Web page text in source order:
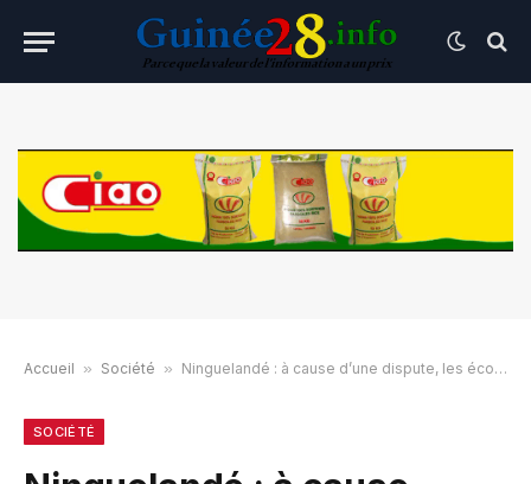
Accueil » Société » Ninguelandé : à cause d’une dispute, les écoles sont fermées
SOCIÉTÉ